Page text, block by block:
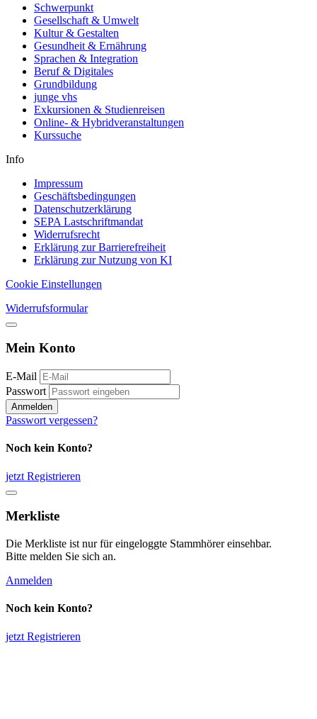
Schwerpunkt
Gesellschaft & Umwelt
Kultur & Gestalten
Gesundheit & Ernährung
Sprachen & Integration
Beruf & Digitales
Grundbildung
junge vhs
Exkursionen & Studienreisen
Online- & Hybridveranstaltungen
Kurssuche
Info
Impressum
Geschäftsbedingungen
Datenschutzerklärung
SEPA Lastschriftmandat
Widerrufsrecht
Erklärung zur Barrierefreiheit
Erklärung zur Nutzung von KI
Cookie Einstellungen
Widerrufsformular
Mein Konto
E-Mail
Passwort
Anmelden
Passwort vergessen?
Noch kein Konto?
jetzt Registrieren
Merkliste
Die Merkliste ist nur für eingeloggte Stammhörer einsehbar.
Bitte melden Sie sich an.
Anmelden
Noch kein Konto?
jetzt Registrieren